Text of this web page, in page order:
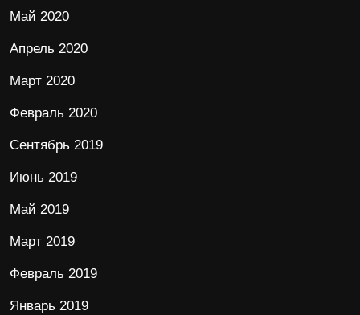
Май 2020
Апрель 2020
Март 2020
Февраль 2020
Сентябрь 2019
Июнь 2019
Май 2019
Март 2019
Февраль 2019
Январь 2019